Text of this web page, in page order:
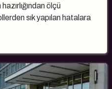
ölçü
sık yapılan hatalara